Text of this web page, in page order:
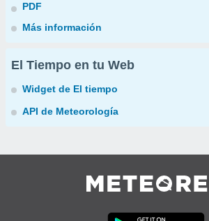
PDF
Más información
El Tiempo en tu Web
Widget de El tiempo
API de Meteorología